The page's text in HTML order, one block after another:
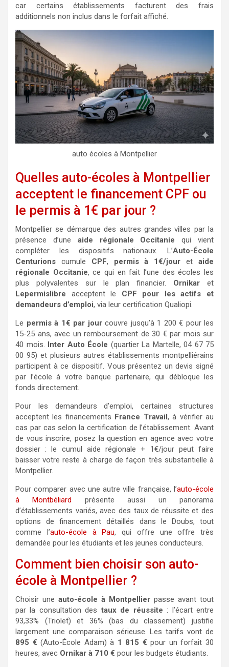
car certains établissements facturent des frais
additionnels non inclus dans le forfait affiché.
auto écoles à Montpellier
Quelles auto-écoles à Montpellier
acceptent le financement CPF ou
le permis à 1€ par jour ?
Montpellier se démarque des autres grandes villes par la
présence d’une aide régionale Occitanie qui vient
compléter les dispositifs nationaux. L’Auto-École
Centurions cumule CPF, permis à 1€/jour etaide
régionale Occitanie, ce qui en fait l’une des écoles les
plus polyvalentes sur le plan financier. Ornikar et
Lepermislibre acceptent le CPF pour les actifs et
demandeurs d’emploi, via leur certification Qualiopi.
Le permis à 1€ par jourcouvre jusqu’à 1 200 € pour les
15-25 ans, avec un remboursement de 30 € par mois sur
40 mois. Inter Auto École (quartier La Martelle, 04 67 75
00 95) et plusieurs autres établissements montpelliérains
participent à ce dispositif. Vous présentez un devis signé
par l’école à votre banque partenaire, qui débloque les
fonds directement.
Pour les demandeurs d’emploi, certaines structures
acceptent les financements France Travail, à vérifier au
cas par cas selon la certification de l’établissement. Avant
de vous inscrire, posez la question en agence avec votre
dossier : le cumul aide régionale + 1€/jour peut faire
baisser votre reste à charge de façon très substantielle à
Montpellier.
Pour comparer avec une autre ville française, l’auto-école
à Montbéliard présente aussi un panorama
d’établissements variés, avec des taux de réussite et des
options de financement détaillés dans le Doubs, tout
comme l’auto-école à Pau, qui offre une offre très
demandée pour les étudiants et les jeunes conducteurs.
Comment bien choisir son auto-
école à Montpellier ?
Choisir une auto-école à Montpellier passe avant tout
par la consultation destaux de réussite : l’écart entre
93,33% (Triolet) et 36% (bas du classement) justifie
largement une comparaison sérieuse. Les tarifs vont de
895 € (Auto-École Adam) à 1 815 € pour un forfait 30
heures, avec Ornikar à 710 € pour les budgets étudiants.